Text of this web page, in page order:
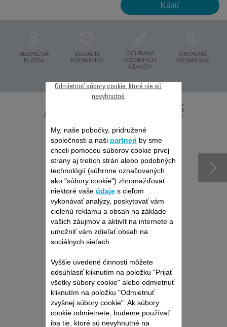
Kúpiť
BEZPEČNÁ
PLATBA
DODACIE
PODMIENKY
OCHRANA
OSOBNYCH
ÚDAJOV
OBCHDNÉ
PODMIENKY
Ďalšie odporúčané
príslušenstvo
NADSTAVEC
PÍLINGOVEJ KEFKY NA
TVÁR XD4110F0
Odstraňuje make-up a čistí
pleť do hĺbky
K dispozícii na sklade.
My, naše pobočky, pridružené
spoločnosti a naši partneri by sme
chceli pomocou súborov cookie prvej
strany aj tretích strán alebo podobných
technológií (súhrnne označovaných
ako "súbory cookie") zhromažďovať
niektoré vaše údajes cieľom
vykonávať analýzy, poskytovať vám
cielenú reklamu a obsah na základe
vašich záujmov a aktivít na internete a
umožniť vám zdieľať obsah na
sociálnych sieťach.
Vyššie uvedené činnosti môžete
odsúhlasiť kliknutím na položku "Prijať
všetky súbory cookie" alebo odmietnuť
kliknutím na položku "Odmietnuť
zvyšnej súbory cookie". Ak súbory
cookie odmietnete, budeme používať
iba tie, ktoré sú nevyhnutné na
Odmietnuť súbory cookie, ktoré nie sú
nevyhnutné